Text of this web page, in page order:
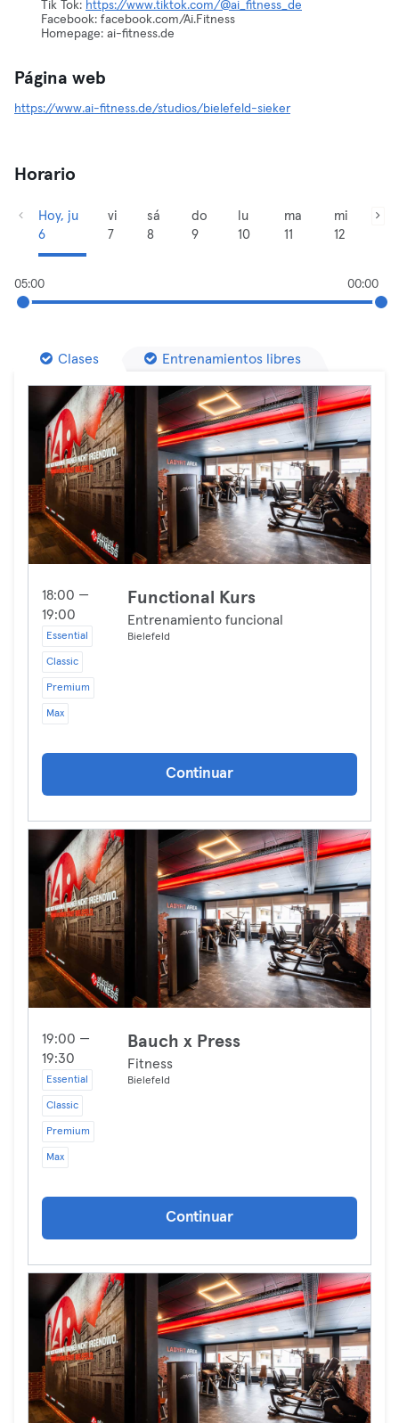
Tik Tok: https://www.tiktok.com/@ai_fitness_de
Facebook: facebook.com/Ai.Fitness
Homepage: ai-fitness.de
Página web
https://www.ai-fitness.de/studios/bielefeld-sieker
Horario
Hoy, ju
6
vi
7
sá
8
do
9
lu
10
ma
11
mi
12
05:00 00:00
Clases Entrenamientos libres
18:00 —
19:00
Essential
Classic
Premium
Max
Functional Kurs
Entrenamiento funcional
Bielefeld
Continuar
19:00 —
19:30
Essential
Classic
Premium
Max
Bauch x Press
Fitness
Bielefeld
Continuar